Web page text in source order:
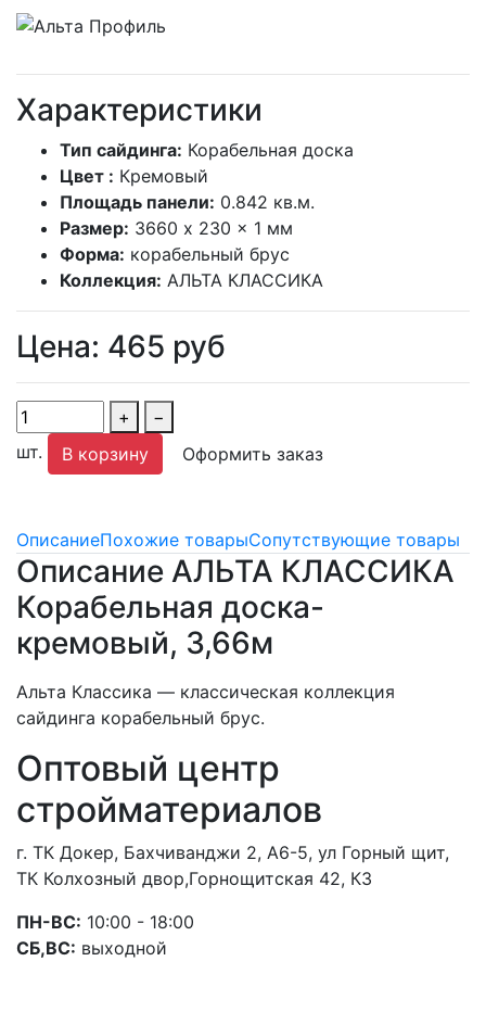
Характеристики
Тип сайдинга: Корабельная доска
Цвет : Кремовый
Площадь панели: 0.842 кв.м.
Размер: 3660 x 230 x 1 мм
Форма: корабельный брус
Коллекция: АЛЬТА КЛАССИКА
Цена: 465 руб
+
−
шт.
В корзину Оформить заказ
ОписаниеПохожие товарыСопутствующие товары
Описание АЛЬТА КЛАССИКА
Корабельная доска-
кремовый, 3,66м
Альта Классика — классическая коллекция
сайдинга корабельный брус.
Оптовый центр
стройматериалов
г. ТК Докер, Бахчиванджи 2, А6-5, ул Горный щит,
ТК Колхозный двор,Горнощитская 42, К3
ПН-ВС: 10:00 - 18:00
СБ,ВС: выходной